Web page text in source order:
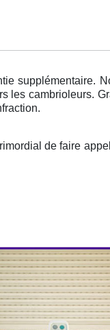
supplémentaire.
les cambrioleurs.
de faire